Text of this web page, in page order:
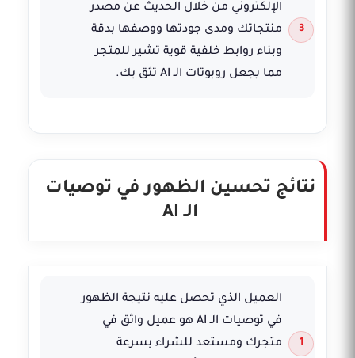
الإلكتروني من خلال الحديث عن مصدر
منتجاتك ومدى جودتها ووصفها بدقة
وبناء روابط خلفية قوية تشير للمتجر
مما يجعل روبوتات الـ AI تثق بك.
نتائج تحسين الظهور في توصيات
الـ AI
العميل الذي تحصل عليه نتيجة الظهور
في توصيات الـ AI هو عميل واثق في
متجرك ومستعد للشراء بسرعة